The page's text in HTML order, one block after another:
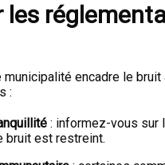
les
municipalité encadre le
:
: informez-vous sur
bruit est restreint.